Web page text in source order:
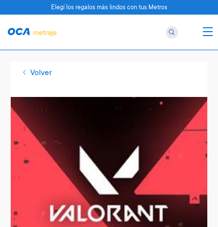
Volver
Elegí los regalos más lindos con tus Metros